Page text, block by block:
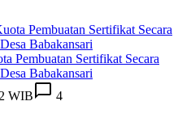
Pembuatan Sertifikat Secara
Babakansari
WIB
4